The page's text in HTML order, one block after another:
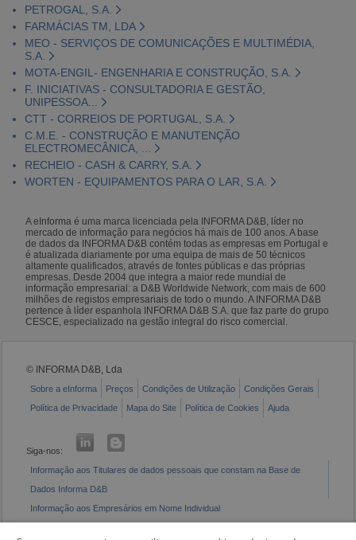
PETROGAL, S.A.
FARMÁCIAS TM, LDA
MEO - SERVIÇOS DE COMUNICAÇÕES E MULTIMÉDIA,
S.A.
MOTA-ENGIL- ENGENHARIA E CONSTRUÇÃO, S.A.
F. INICIATIVAS - CONSULTADORIA E GESTÃO,
UNIPESSOA...
CTT - CORREIOS DE PORTUGAL, S.A.
C.M.E. - CONSTRUÇÃO E MANUTENÇÃO
ELECTROMECÂNICA, ...
RECHEIO - CASH & CARRY, S.A.
WORTEN - EQUIPAMENTOS PARA O LAR, S.A.
A eInforma é uma marca licenciada pela INFORMA D&B, líder no
mercado de informação para negócios há mais de 100 anos. A base
de dados da INFORMA D&B contém todas as empresas em Portugal e
é atualizada diariamente por uma equipa de mais de 50 técnicos
altamente qualificados, através de fontes públicas e das próprias
empresas. Desde 2004 que integra a maior rede mundial de
informação empresarial: a D&B Worldwide Network, com mais de 600
milhões de registos empresariais de todo o mundo. A INFORMA D&B
pertence à líder espanhola INFORMA D&B S.A. que faz parte do grupo
CESCE, especializado na gestão integral do risco comercial.
© INFORMA D&B, Lda
Sobre a eInforma Preços Condições de Utilização
Condições Gerais
Política de Privacidade
Mapa do Site Política de Cookies Ajuda
Siga-nos:
Informação aos Titulares de dados pessoais que constam na Base de
Dados Informa D&B
Informação aos Empresários em Nome Individual